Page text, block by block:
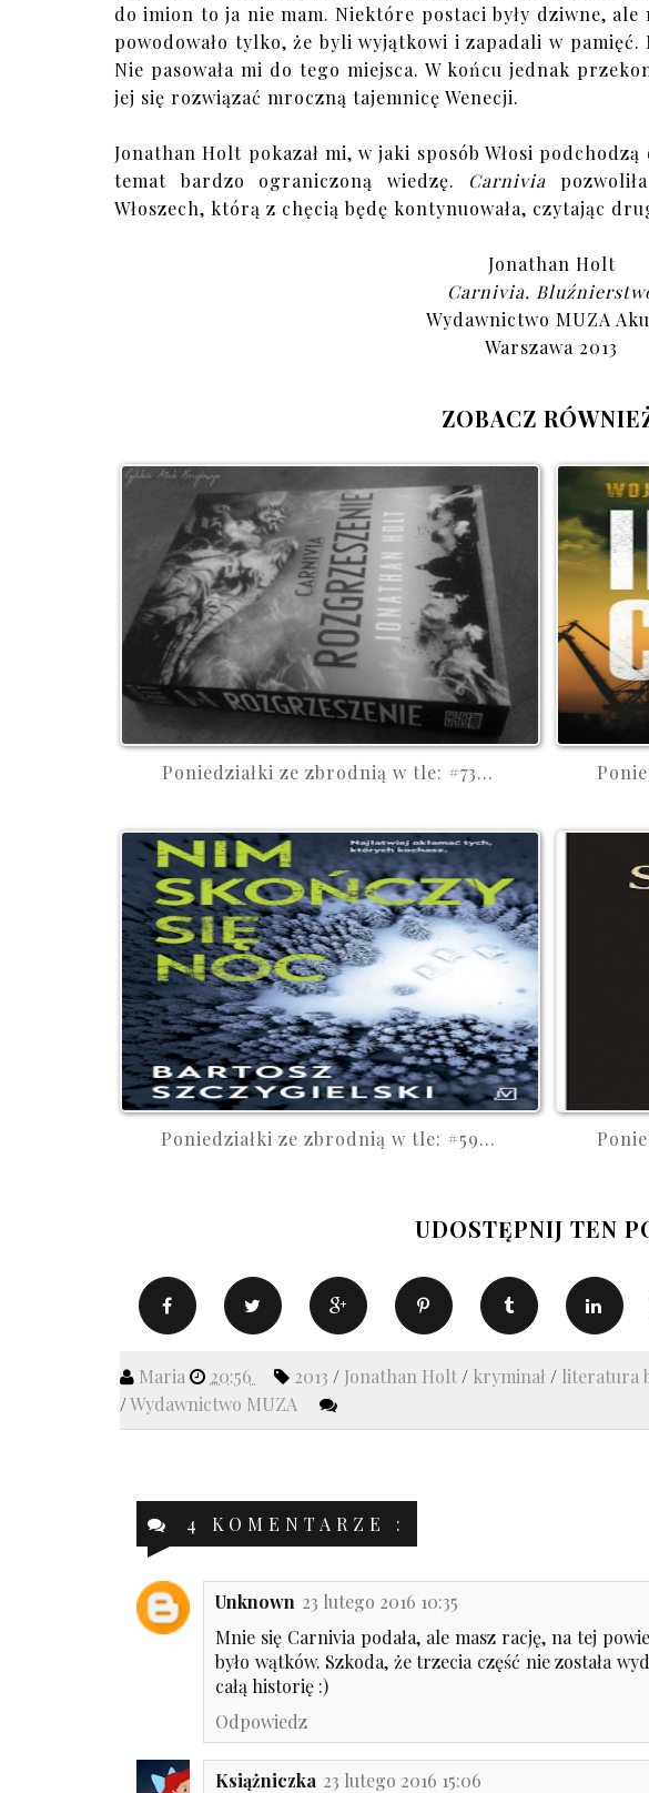
do imion to ja nie mam. Niektóre postaci były dziwne, ale
powodowało tylko, że byli wyjątkowi i zapadali w pamięć.
Nie pasowała mi do tego miejsca. W końcu jednak
jej się rozwiązać mroczną tajemnicę Wenecji.
Jonathan Holt pokazał mi, w jaki sposób Włosi
temat bardzo ograniczoną wiedzę. Carnivia
Włoszech, którą z chęcią będę kontynuowała, czytając
Jonathan Holt
Carnivia.
Wydawnictwo MUZA
Warszawa 2013
ZOBACZ
Poniedziałki ze zbrodnią w tle: #73...
Poniedziałki ze zbrodnią w tle: #59...
UDOSTĘPNIJ TEN
Maria 20:56 2013 / Jonathan Holt / kryminał / literatura
/Wydawnictwo MUZA
4 KOMENTARZE :
Unknown 23 lutego 2016 10:35
Mnie się Carnivia podała, ale masz rację, na tej
było wątków. Szkoda, że trzecia część nie została
całą historię :)
Odpowiedz
Książniczka 23 lutego 2016 15:06